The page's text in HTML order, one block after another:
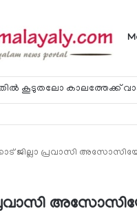
ജില്ലാ പ്രവാസി
പ്രവാസി